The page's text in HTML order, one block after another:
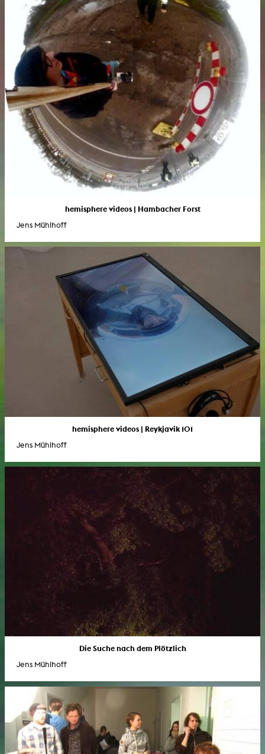
hemisphere videos | Hambacher Forst
Jens Mühlhoff
hemisphere videos | Reykjavik 101
Jens Mühlhoff
Die Suche nach dem Plötzlich
Jens Mühlhoff